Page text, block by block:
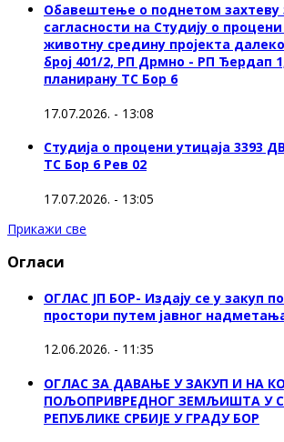
Обавештење о поднетом захтеву
сагласности на Студију о
животну средину пројекта
број 401/2, РП Дрмно - РП Ђердап
планирану ТС Бор 6
17.07.2026. - 13:08
Студија о процени утицаја 3393
ТС Бор 6 Рев 02
17.07.2026. - 13:05
Прикажи све
Огласи
ОГЛАС ЈП БОР- Издају се у закуп
простори путем јавног
12.06.2026. - 11:35
ОГЛАС ЗА ДАВАЊЕ У ЗАКУП И НА
ПОЉОПРИВРЕДНОГ ЗЕМЉИШТА У
РЕПУБЛИКЕ СРБИЈЕ У ГРАДУ БОР